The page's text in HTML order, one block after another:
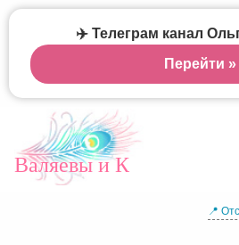
Валяевы и К
📍
✈️ Телеграм канал
Перейти »